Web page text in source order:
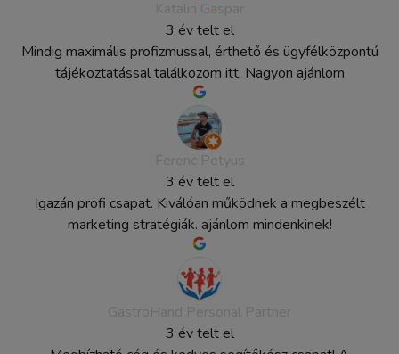
3 év telt el
Mindig maximális profizmussal, érthető és ügyfélközpontú
tájékoztatással találkozom itt. Nagyon ajánlom
3 év telt el
Igazán profi csapat. Kiválóan működnek a megbeszélt
marketing stratégiák. ajánlom mindenkinek!
3 év telt el